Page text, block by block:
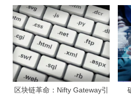
区块链革命：Nifty Gateway引